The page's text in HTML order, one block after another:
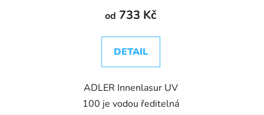
od 733 Kč
DETAIL
ADLER Innenlasur UV
100 je vodou ředitelná